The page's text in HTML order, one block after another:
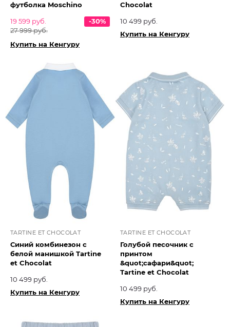
футболка Moschino
19 599 руб.
27 999 руб.
-30%
Купить на Кенгуру
Chocolat​
10 499 руб.
Купить на Кенгуру
TARTINE ET CHOCOLAT
Синий комбинезон с
белой манишкой Tartine
et Chocolat​
10 499 руб.
Купить на Кенгуру
TARTINE ET CHOCOLAT
Голубой песочник с
принтом
&quot;сафари&quot;
Tartine et Chocolat​
10 499 руб.
Купить на Кенгуру